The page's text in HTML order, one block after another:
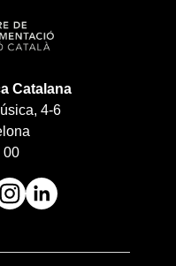
Catalana
4-6
00